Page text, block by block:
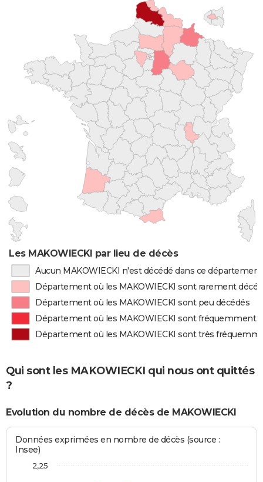
Les MAKOWIECKI par lieu de décès
Aucun MAKOWIECKI n'est décédé dans ce département
Département où les MAKOWIECKI sont rarement
Département où les MAKOWIECKI sont peu décédés
Département où les MAKOWIECKI sont fréquemment
Département où les MAKOWIECKI sont très
Qui sont les MAKOWIECKI qui nous ont quittés
?
Evolution du nombre de décès de MAKOWIECKI
Données exprimées en nombre de décès (source :
Insee)
2,25